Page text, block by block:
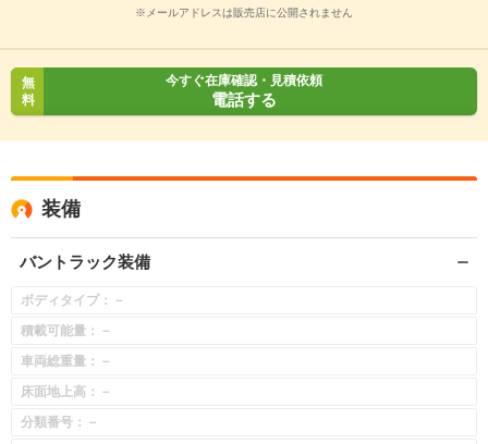
※メールアドレスは販売店に公開されません
無
料
今すぐ在庫確認・見積依頼
電話する
装備
バントラック装備
ボディタイプ：－
積載可能量：－
車両総重量：－
床面地上高：－
分類番号：－